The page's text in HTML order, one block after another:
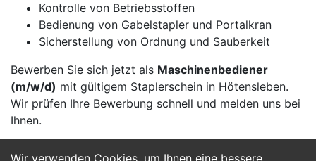
Wir verwenden Cookies, um Ihnen eine bessere
Kontrolle von Betriebsstoffen
Bedienung von Gabelstapler und Portalkran
Sicherstellung von Ordnung und Sauberkeit
Bewerben Sie sich jetzt als Maschinenbediener
(m/w/d) mit gültigem Staplerschein in Hötensleben.
Wir prüfen Ihre Bewerbung schnell und melden uns bei
Ihnen.